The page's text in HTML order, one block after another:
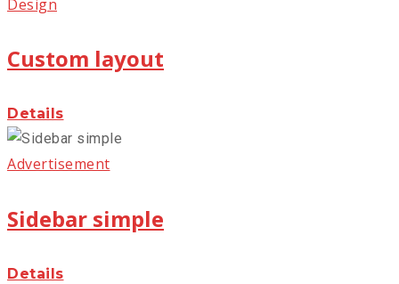
Design
Custom layout
Details
Advertisement
Sidebar simple
Details